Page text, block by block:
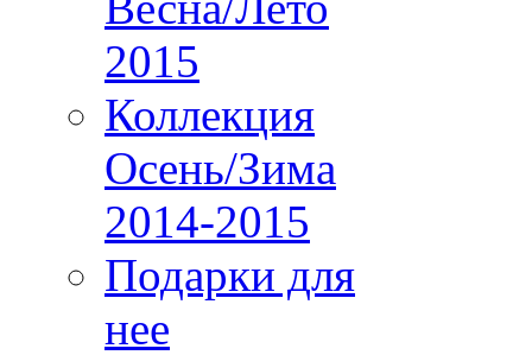
2015
Коллекция
Осень/Зима
2014-2015
Подарки для
нее